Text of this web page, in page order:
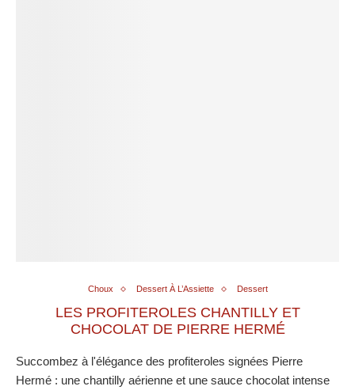
Choux Dessert À L’Assiette Dessert
LES PROFITEROLES CHANTILLY ET
CHOCOLAT DE PIERRE HERMÉ
Succombez à l'élégance des profiteroles signées Pierre
Hermé : une chantilly aérienne et une sauce chocolat intense